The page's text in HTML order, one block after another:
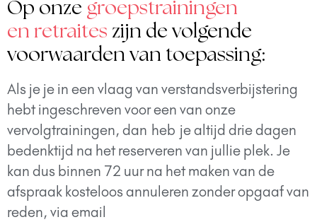
Op onze groepstrainingen
en retraites zijn de volgende
voorwaarden van toepassing:
Als je je in een vlaag van verstandsverbijstering
hebt ingeschreven voor een van onze
vervolgtrainingen, dan heb je altijd drie dagen
bedenktijd na het reserveren van jullie plek. Je
kan dus binnen 72 uur na het maken van de
afspraak kosteloos annuleren zonder opgaaf van
reden, via email